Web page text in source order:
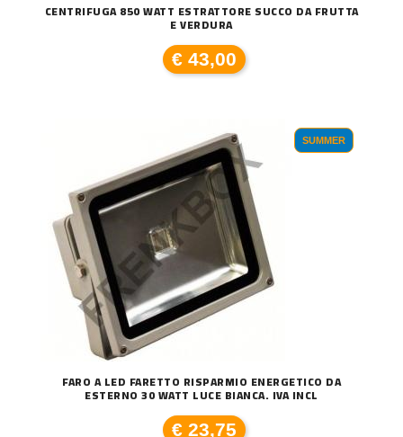
CENTRIFUGA 850 WATT ESTRATTORE SUCCO DA FRUTTA
E VERDURA
€ 43,00
SUMMER
FARO A LED FARETTO RISPARMIO ENERGETICO DA
ESTERNO 30 WATT LUCE BIANCA. IVA INCL
€ 23,75